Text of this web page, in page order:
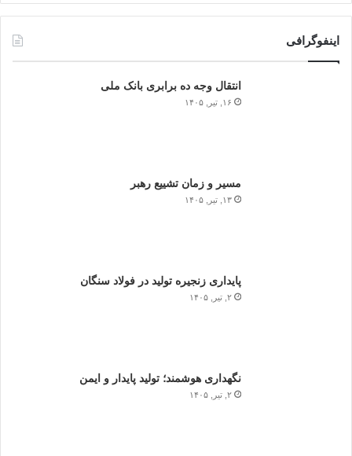
اینفوگرافی
انتقال وجه ده برابری بانک ملی
۱۶, تیر, ۱۴۰۵
مسیر و زمان تشییع رهبر
۱۳, تیر, ۱۴۰۵
پایداری زنجیره تولید در فولاد سنگان
۲, تیر, ۱۴۰۵
نگهداری هوشمند؛ تولید پایدار و ایمن
۲, تیر, ۱۴۰۵